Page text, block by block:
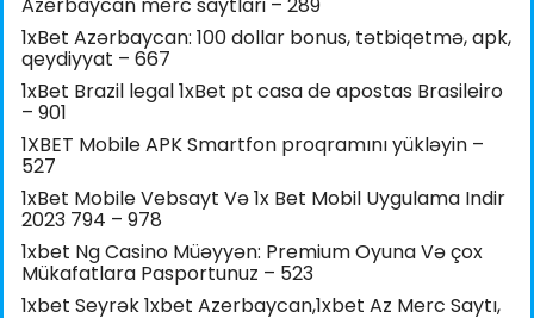
1xBet Azərbaycan: 100 dollar bonus, tətbiqetmə, apk,
qeydiyyat – 667
1xBet Brazil legal 1xBet pt casa de apostas Brasileiro
– 901
1XBET Mobile APK Smartfon proqramını yükləyin –
527
1xBet Mobile Vebsayt Və 1x Bet Mobil Uygulama Indir
2023 794 – 978
1xbet Ng Casino Müəyyən: Premium Oyuna Və çox
Mükafatlara Pasportunuz – 523
1xbet Seyrək 1xbet Azerbaycan,1xbet Az Merc Saytı,